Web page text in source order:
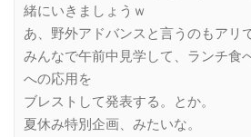
緒にいきましょうｗ
あ、野外アドバンスと言うのもアリ
みんなで午前中見学して、ランチ食
への応用を
ブレストして発表する。とか。
夏休み特別企画、みたいな。